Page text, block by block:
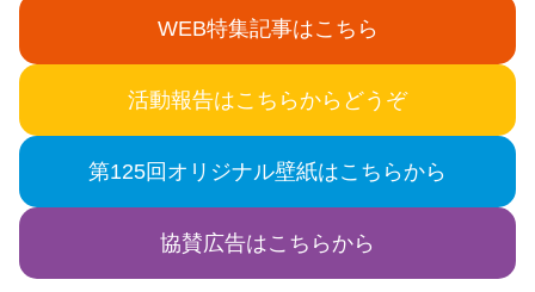
WEB特集記事はこちら
活動報告はこちらからどうぞ
第125回オリジナル壁紙はこちらから
協賛広告はこちらから